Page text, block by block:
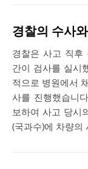
경찰의 수사
경찰은 사고 직후
간이 검사를 실시
적으로 병원에서
사를 진행했습니
보하여 사고 당시
(국과수)에 차량의